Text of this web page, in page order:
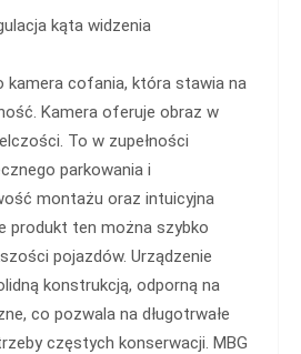
kąta widzenia
kamera cofania, która stawia na
Kamera oferuje obraz w
To w zupełności
parkowania i
montażu oraz intuicyjna
produkt ten można szybko
pojazdów. Urządzenie
konstrukcją, odporną na
co pozwala na długotrwałe
częstych konserwacji. MBG